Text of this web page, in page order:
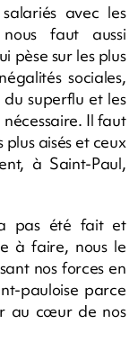
avec les
faut aussi
pèse sur les plus
sociales,
superflu et les
Il faut
aisés et ceux
à Saint-Paul,
pas été fait et
à faire, nous le
nos forces en
pauloise parce
au cœur de nos